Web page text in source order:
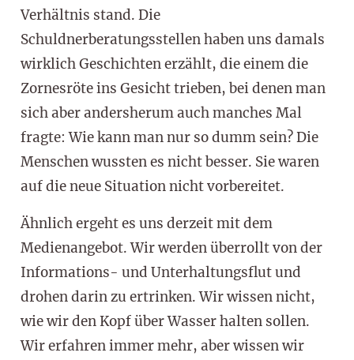
Verhältnis stand. Die
Schuldnerberatungsstellen haben uns damals
wirklich Geschichten erzählt, die einem die
Zornesröte ins Gesicht trieben, bei denen man
sich aber andersherum auch manches Mal
fragte: Wie kann man nur so dumm sein? Die
Menschen wussten es nicht besser. Sie waren
auf die neue Situation nicht vorbereitet.
Ähnlich ergeht es uns derzeit mit dem
Medienangebot. Wir werden überrollt von der
Informations- und Unterhaltungsflut und
drohen darin zu ertrinken. Wir wissen nicht,
wie wir den Kopf über Wasser halten sollen.
Wir erfahren immer mehr, aber wissen wir